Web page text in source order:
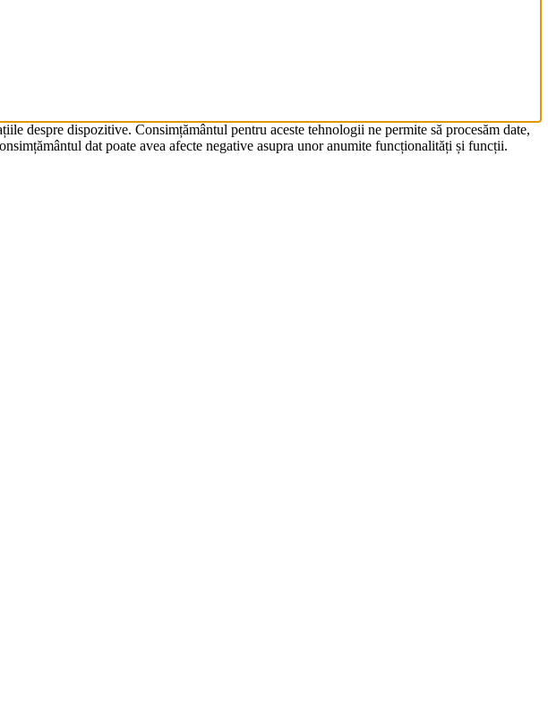
despre dispozitive. Consimțământul pentru aceste tehnologii ne permite să procesăm date,
dat poate avea afecte negative asupra unor anumite funcționalități și funcții.